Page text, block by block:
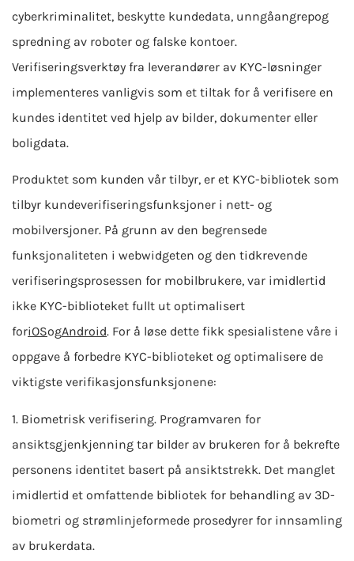
cyberkriminalitet, beskytte kundedata, unngåangrepog
spredning av roboter og falske kontoer.
Verifiseringsverktøy fra leverandører av KYC-løsninger
implementeres vanligvis som et tiltak for å verifisere en
kundes identitet ved hjelp av bilder, dokumenter eller
boligdata.
Produktet som kunden vår tilbyr, er et KYC-bibliotek som
tilbyr kundeverifiseringsfunksjoner i nett- og
mobilversjoner. På grunn av den begrensede
funksjonaliteten i webwidgeten og den tidkrevende
verifiseringsprosessen for mobilbrukere, var imidlertid
ikke KYC-biblioteket fullt ut optimalisert
foriOSogAndroid. For å løse dette fikk spesialistene våre i
oppgave å forbedre KYC-biblioteket og optimalisere de
viktigste verifikasjonsfunksjonene:
1. Biometrisk verifisering. Programvaren for
ansiktsgjenkjenning tar bilder av brukeren for å bekrefte
personens identitet basert på ansiktstrekk. Det manglet
imidlertid et omfattende bibliotek for behandling av 3D-
biometri og strømlinjeformede prosedyrer for innsamling
av brukerdata.